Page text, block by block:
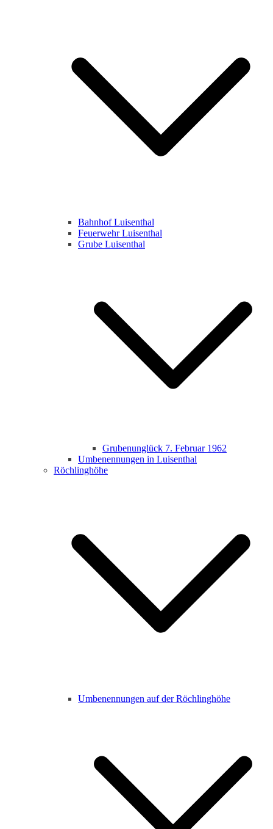
Bahnhof Luisenthal
Feuerwehr Luisenthal
Grube Luisenthal
Grubenunglück 7. Februar 1962
Umbenennungen in Luisenthal
Röchlinghöhe
Umbenennungen auf der Röchlinghöhe